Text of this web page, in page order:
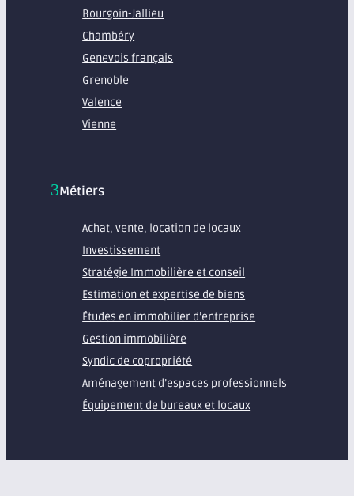
Bourgoin-Jallieu
Chambéry
Genevois français
Grenoble
Valence
Vienne
Métiers
Achat, vente, location de locaux
Investissement
Stratégie Immobilière et conseil
Estimation et expertise de biens
Études en immobilier d’entreprise
Gestion immobilière
Syndic de copropriété
Aménagement d’espaces professionnels
Équipement de bureaux et locaux